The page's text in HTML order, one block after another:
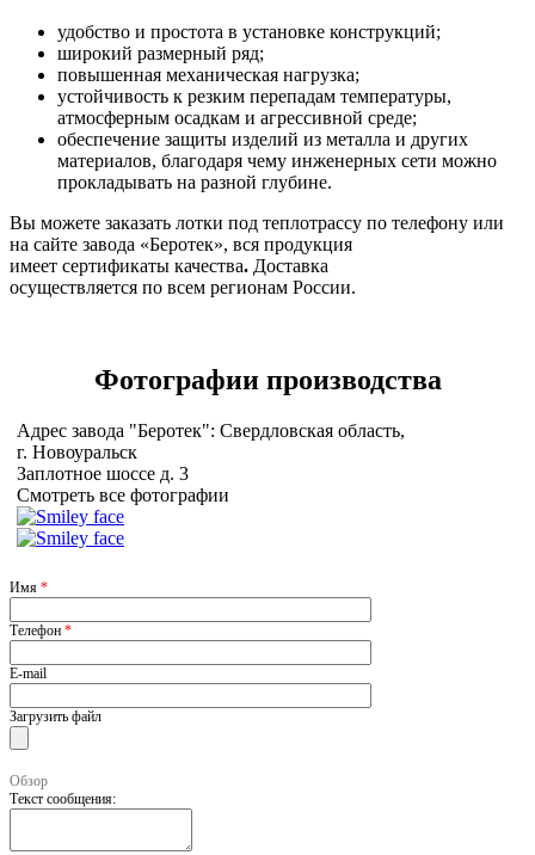
удобство и простота в установке конструкций;
широкий размерный ряд;
повышенная механическая нагрузка;
устойчивость к резким перепадам температуры,
атмосферным осадкам и агрессивной среде;
обеспечение защиты изделий из металла и других
материалов, благодаря чему инженерных сети можно
прокладывать на разной глубине.
Вы можете заказать лотки под теплотрассу по телефону или
на сайте завода «Беротек», вся продукция
имеет сертификаты качества. Доставка
осуществляется по всем регионам России.
Фотографии производства
Адрес завода "Беротек": Свердловская область,
г. Новоуральск
Заплотное шоссе д. 3
Смотреть все фотографии
Имя *
Телефон *
E-mail
Загрузить файл
Обзор
Текст сообщения: